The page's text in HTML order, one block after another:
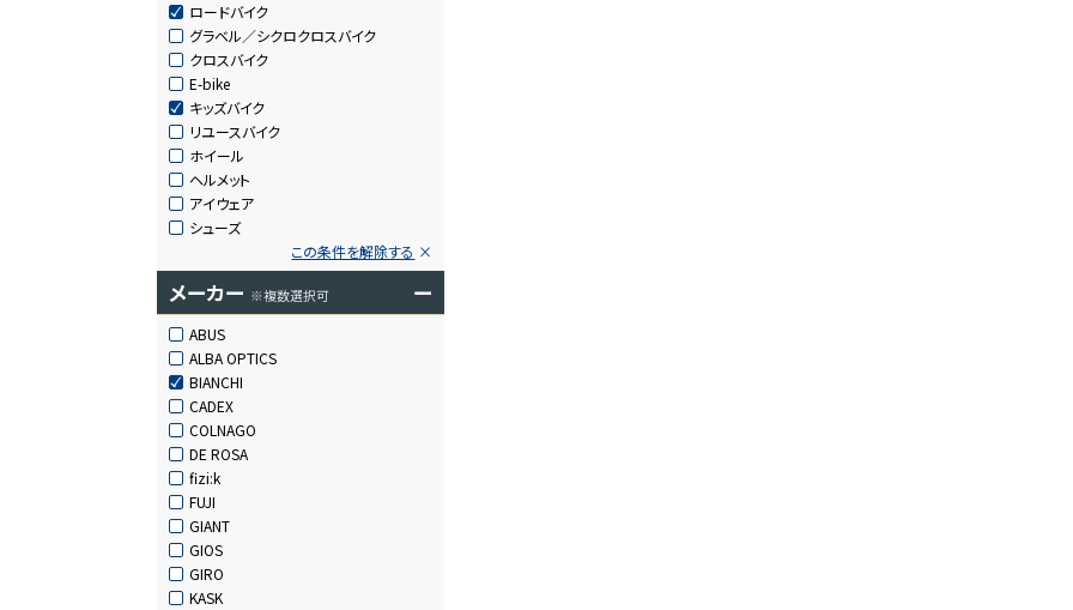
ロードバイク
グラベル／シクロクロスバイク
クロスバイク
E-bike
キッズバイク
リユースバイク
ホイール
ヘルメット
アイウェア
シューズ
この条件を解除する
メーカー ※複数選択可 ー
ABUS
ALBA OPTICS
BIANCHI
CADEX
COLNAGO
DE ROSA
fizi:k
FUJI
GIANT
GIOS
GIRO
KASK